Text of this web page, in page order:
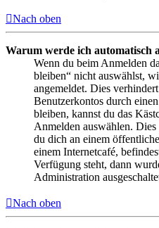
Nach oben
Warum werde ich automatisch
Wenn du beim Anmelden
bleiben“ nicht auswählst,
angemeldet. Dies
Benutzerkontos durch
bleiben, kannst du das
Anmelden auswählen.
du dich an einem
einem Internetcafé,
Verfügung steht, dann
Administration
Nach oben